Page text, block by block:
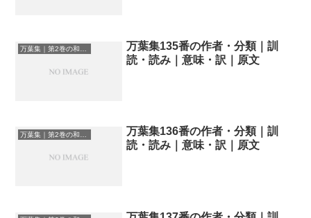
万葉集135番の作者・分類｜訓
読・読み｜意味・訳｜原文
万葉集136番の作者・分類｜訓
読・読み｜意味・訳｜原文